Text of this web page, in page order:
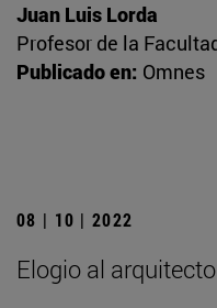
Juan Luis Lorda
Profesor de la
Publicado en: Omnes
08 | 10 | 2022
Elogio al arquitecto